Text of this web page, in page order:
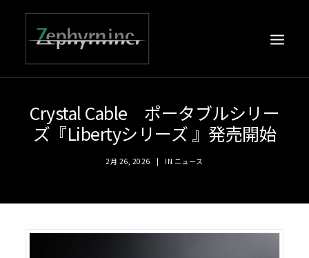
Crystal Cable ポータブルシリー
ズ『Libertyシリーズ 』発売開始
2月 26, 2026 | IN ニュース